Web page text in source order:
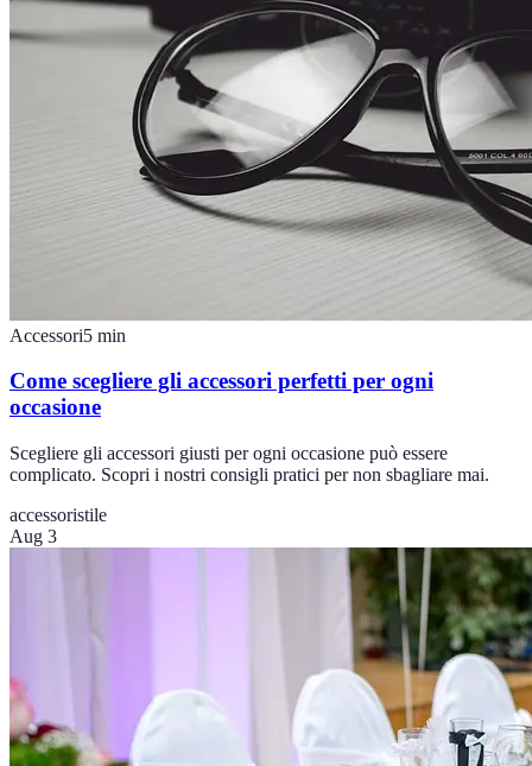
Accessori5 min
Come scegliere gli accessori perfetti per ogni
occasione
Scegliere gli accessori giusti per ogni occasione può essere
complicato. Scopri i nostri consigli pratici per non sbagliare mai.
accessoristile
Aug 3